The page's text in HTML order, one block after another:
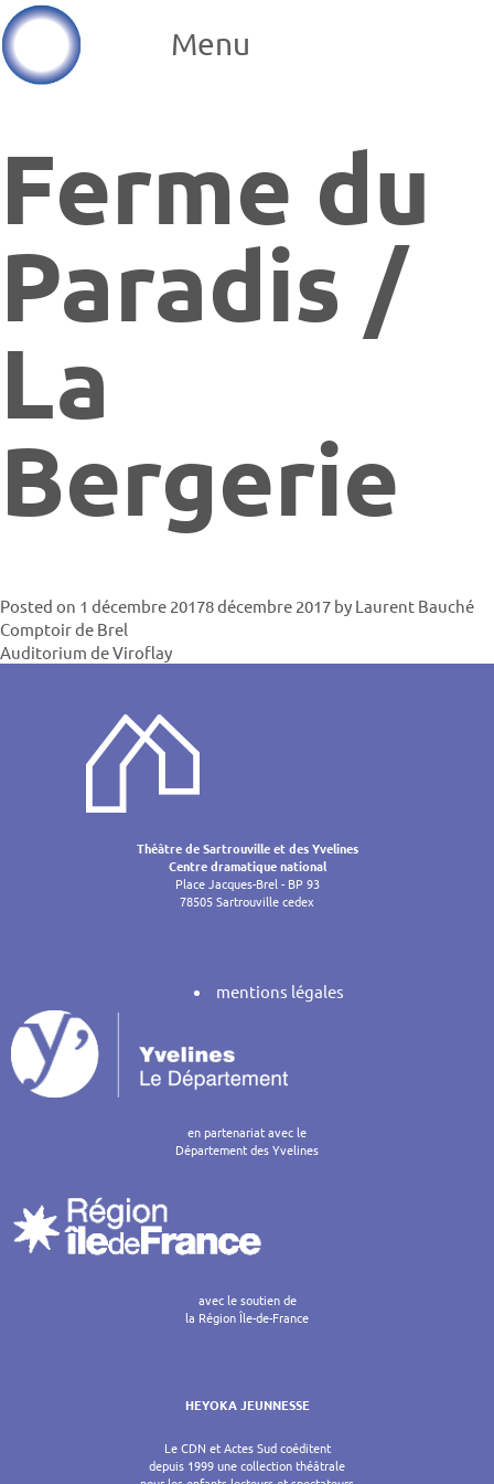
Menu
Ferme du
Paradis /
La
Bergerie
Posted on 1 décembre 20178 décembre 2017 by Laurent Bauché
de
l’article
Comptoir de Brel
Auditorium de Viroflay
Théâtre de Sartrouville et des Yvelines
Centre dramatique national
Place Jacques-Brel - BP 93
78505 Sartrouville cedex
mentions légales
en partenariat avec le
Département des Yvelines
avec le soutien de
la Région Île-de-France
HEYOKA JEUNNESSE
Le CDN et Actes Sud coéditent
depuis 1999 une collection théâtrale